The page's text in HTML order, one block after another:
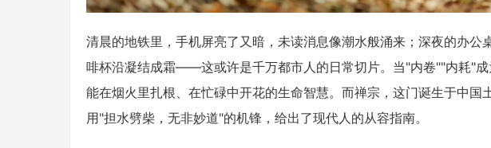
清晨的地铁里，手机屏亮了又暗，未读消息像潮水般涌来；深夜的办公
啡杯沿凝结成霜——这或许是千万都市人的日常切片。当"内卷""内耗"
能在烟火里扎根、在忙碌中开花的生命智慧。而禅宗，这门诞生于中国
用"担水劈柴，无非妙道"的机锋，给出了现代人的从容指南。